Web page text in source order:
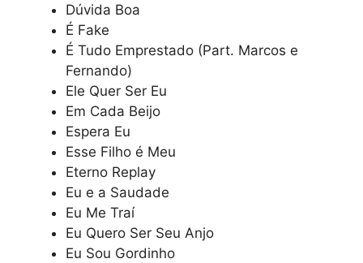
Dúvida Boa
É Fake
É Tudo Emprestado (Part. Marcos e
Fernando)
Ele Quer Ser Eu
Em Cada Beijo
Espera Eu
Esse Filho é Meu
Eterno Replay
Eu e a Saudade
Eu Me Traí
Eu Quero Ser Seu Anjo
Eu Sou Gordinho